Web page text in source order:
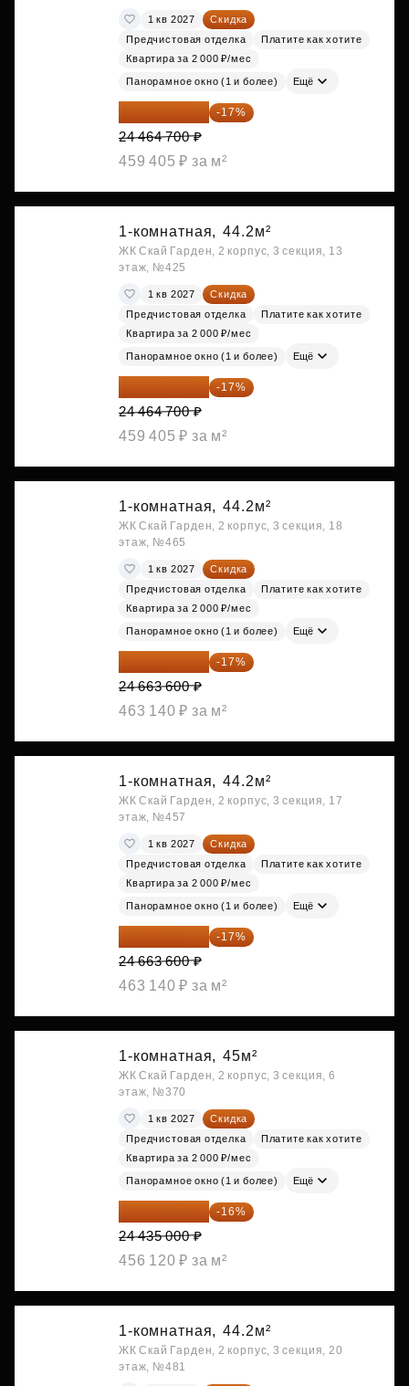
1 кв 2027
Скидка
Предчистовая отделка
Платите как хотите
Квартира за 2 000 ₽/мес
Панорамное окно (1 и более) Ещё
20 305 701 ₽ -17%
24 464 700 ₽
459 405 ₽ за м²
1-комнатная, 44.2м²
ЖК Скай Гарден, 2 корпус, 3 секция, 13
этаж, №425
1 кв 2027
Скидка
Предчистовая отделка
Платите как хотите
Квартира за 2 000 ₽/мес
Панорамное окно (1 и более) Ещё
20 305 701 ₽ -17%
24 464 700 ₽
459 405 ₽ за м²
1-комнатная, 44.2м²
ЖК Скай Гарден, 2 корпус, 3 секция, 18
этаж, №465
1 кв 2027
Скидка
Предчистовая отделка
Платите как хотите
Квартира за 2 000 ₽/мес
Панорамное окно (1 и более) Ещё
20 470 788 ₽ -17%
24 663 600 ₽
463 140 ₽ за м²
1-комнатная, 44.2м²
ЖК Скай Гарден, 2 корпус, 3 секция, 17
этаж, №457
1 кв 2027
Скидка
Предчистовая отделка
Платите как хотите
Квартира за 2 000 ₽/мес
Панорамное окно (1 и более) Ещё
20 470 788 ₽ -17%
24 663 600 ₽
463 140 ₽ за м²
1-комнатная, 45м²
ЖК Скай Гарден, 2 корпус, 3 секция, 6
этаж, №370
1 кв 2027
Скидка
Предчистовая отделка
Платите как хотите
Квартира за 2 000 ₽/мес
Панорамное окно (1 и более) Ещё
20 525 400 ₽ -16%
24 435 000 ₽
456 120 ₽ за м²
1-комнатная, 44.2м²
ЖК Скай Гарден, 2 корпус, 3 секция, 20
этаж, №481